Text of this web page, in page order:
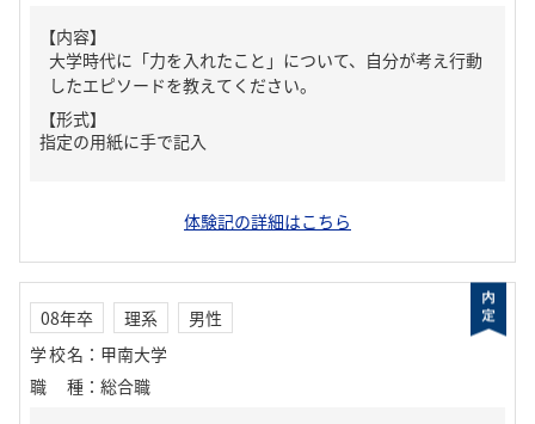
【内容】
大学時代に「力を入れたこと」について、自分が考え行動
したエピソードを教えてください。
【形式】
指定の用紙に手で記入
体験記の詳細はこちら
08年卒 理系
男性
学校名 ： 甲南大学
職種 ： 総合職